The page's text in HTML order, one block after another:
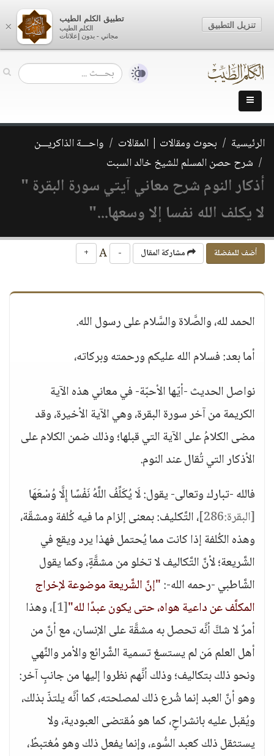
الرئيسية بحوث ومقالات | المقالات
واحـــة الذاكريـــن
شرح حصن المسلم للشيخ خالد السبت
أذكار النوم شرح معاني آيتي سورة البقرة "
لا يكلف الله نفسا إلا وسعها..."
أضف للمفضلة مشاركة المقال -
+
الحمد لله، والصَّلاة والسَّلام على رسول الله.
أما بعد: فسلام الله عليكم ورحمته وبركاته،
نواصل الحديث -أيّها الأحبّة- في معاني هذه الآية
الكريمة من آخر سورة البقرة، وهي الآية الأخيرة، وقد
مضى الكلامُ على الآية التي قبلها؛ وذلك ضمن الكلام على
الأذكار التي تُقال عند النوم.
فالله -تبارك وتعالى- يقول: لَا يُكَلِّفُ اللَّهُ نَفْسًا إِلَّا وُسْعَهَا
[البقرة:286]
، التَّكليف: بمعنى إلزام ما فيه كُلفة ومشقّة،
وهذه الكُلفة إذا كانت مما يُحتمل فهذا يرد ويقع في
الشَّريعة؛ لأنَّ التَّكاليف لا تخلو من مشقَّةٍ، وكما يقول
الشَّاطبي -رحمه الله-:"إنَّ الشَّريعة موضوعة لإخراج
المكلَّف عن داعية هواه، حتى يكون عبدًا لله"[1] ، وهذا
أمرٌ لا شكَّ أنَّه تحصل به مشقَّة على الإنسان، مع أنَّ من
أهل العلم مَن لم يستسغ تسمية الشَّرائع والأمر والنَّهي
ونحو ذلك بتكاليف؛ وذلك أنَّهم نظروا إليها من جانبٍ آخر:
وهو أنَّ العبد إنما شُرع ذلك لمصلحته، كما أنَّه يلتذّ بذلك،
ويُقبل عليه بانشراحٍ، كما هو مُقتضى العبودية، ولا
يستثقل ذلك كعبد السُّوء، وإنما يفعل ذلك وهو مُغتبطٌ،
×
تطبيق الكلم الطيب
الكلم الطيب
مجاني - بدون إعلانات
تنزيل التطبيق